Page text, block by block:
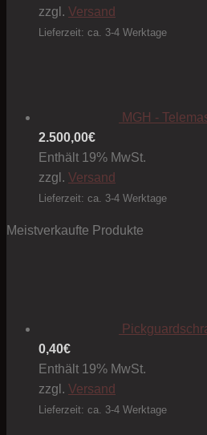
zzgl. Versand
Lieferzeit: ca. 3-4 Werktage
MGH -
2.500,00€
Enthält 19% MwSt.
zzgl. Versand
Lieferzeit: ca. 3-4 Werktage
Meistverkaufte Produkte
0,40€
Enthält 19% MwSt.
zzgl. Versand
Lieferzeit: ca. 3-4 Werktage